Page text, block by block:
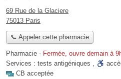
69 Rue de la Glaciere
75013 Paris
📞 Appeler cette pharmacie
Pharmacie - Fermée, ouvre demain à
Services : tests antigéniques ,
CB acceptée